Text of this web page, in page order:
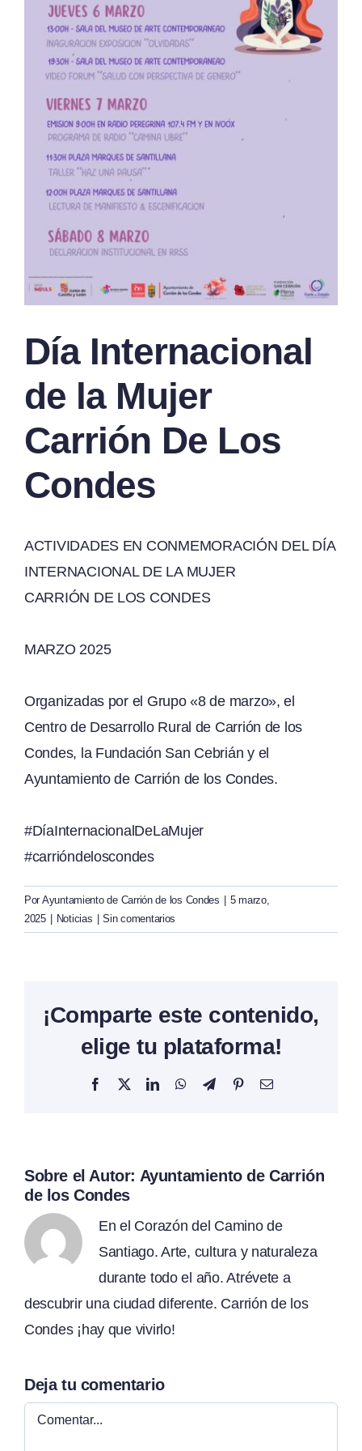
Día Internacional
de la Mujer
Carrión De Los
Condes
ACTIVIDADES EN CONMEMORACIÓN DEL DÍA
INTERNACIONAL DE LA MUJER
CARRIÓN DE LOS CONDES
MARZO 2025
Organizadas por el Grupo «8 de marzo», el
Centro de Desarrollo Rural de Carrión de los
Condes, la Fundación San Cebrián y el
Ayuntamiento de Carrión de los Condes.
#DíaInternacionalDeLaMujer
#carrióndeloscondes
Por Ayuntamiento de Carrión de los Condes
5 marzo,
2025
Noticias Sin comentarios
¡Comparte este contenido,
elige tu plataforma!
Facebook
X LinkedInWhatsAppTelegramPinterestCorreo
Sobre el Autor: Ayuntamiento de Carrión
de los Condes
En el Corazón del Camino de
Santiago. Arte, cultura y naturaleza
durante todo el año. Atrévete a
descubrir una ciudad diferente. Carrión de los
Condes ¡hay que vivirlo!
Deja tu comentario
Comentar